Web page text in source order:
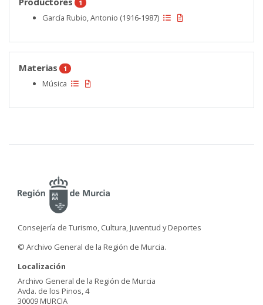
1
García Rubio, Antonio (1916-1987)
Materias 1
Música
Consejería de Turismo, Cultura, Juventud y Deportes
© Archivo General de la Región de Murcia.
Localización
Archivo General de la Región de Murcia
Avda. de los Pinos, 4
30009 MURCIA